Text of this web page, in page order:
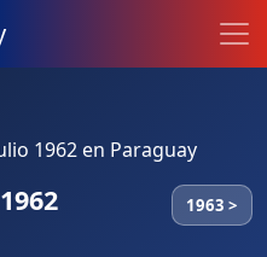
1962 en Paraguay
1963 >